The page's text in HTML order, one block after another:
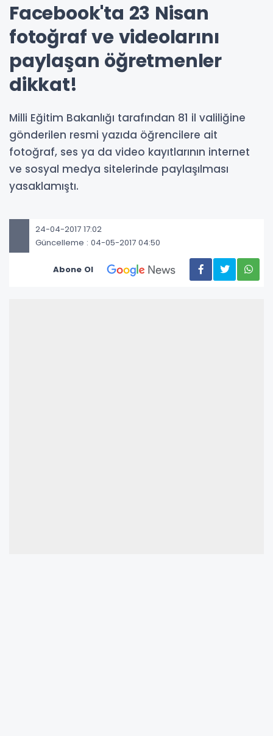
Facebook'ta 23 Nisan
fotoğraf ve videolarını
paylaşan öğretmenler
dikkat!
Milli Eğitim Bakanlığı tarafından 81 il valiliğine
gönderilen resmi yazıda öğrencilere ait
fotoğraf, ses ya da video kayıtlarının internet
ve sosyal medya sitelerinde paylaşılması
yasaklamıştı.
24-04-2017 17:02
Güncelleme : 04-05-2017 04:50
Abone Ol